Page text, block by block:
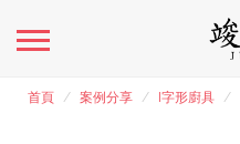
首頁 案例分享 I字形廚具